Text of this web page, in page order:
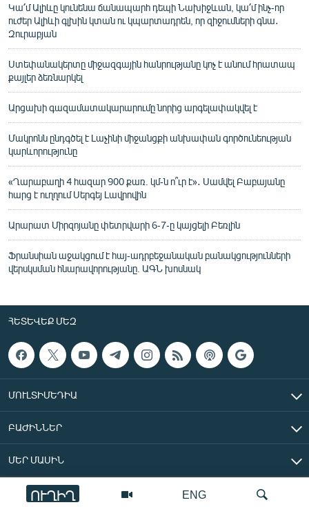
ENG
ՈՒՂԻՂ
Կա՛մ Ալիևը կունենա ճանապարհ դեպի Նախիջևան, կա՛մ ինչ-որ
ուժեր Ալիևի գլխին կտան ու կպարտադրեն, որ զիջումների գնա․
Զուրաբյան
Ստեփանակերտը միջազգային հանրությանը կոչ է անում հրատապ
քայլեր ձեռնարկել
Արցախի գազամատակարարումը նորից արգելափակվել է
Մակրոնն ընդգծել է Լաչինի միջանցքի անխափան գործունեության
կարևորությունը
«Ղարաբաղի 4 հազար 900 քառ. կմ-ն ո՞ւր է»․ Սամվել Բաբայանը
հարց է ուղղում Սերգեյ Լավրովին
Արարատ Միրզոյանը փետրվարի 6-7-ը կայցելի Բեռլին
Ֆրանսիան աջակցում է հայ-ադրբեջանական բանակցությունների
վերսկսման հնարավորությանը. ԱԳՆ խոսնակ
ՀԵՏԵՎԵՔ ՄԵԶ
ՄՈՒԼՏԻՄԵԴԻԱ
ԲԱԺԻՆՆԵՐ
ՄԵՐ ՄԱՍԻՆ
«Ազատ Եվրոպա/Ազատություն» ռադիոկայան © 2026